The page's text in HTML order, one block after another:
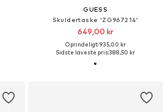
GUESS
Skuldertaske 'ZG967214'
649,00 kr
Oprindeligt: 935,00 kr
Sidste laveste pris:388,50 kr